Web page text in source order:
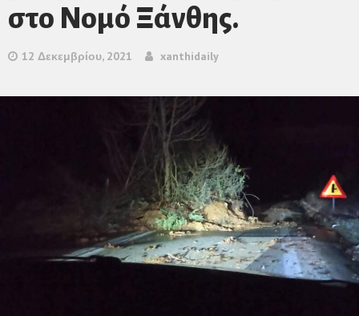
στο Νομό Ξάνθης.
12 Δεκεμβρίου, 2021 xanthidaily